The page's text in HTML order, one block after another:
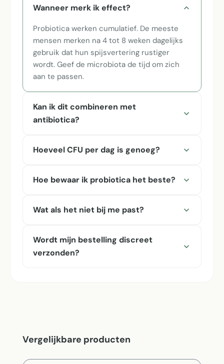
Wanneer merk ik effect?
Probiotica werken cumulatief. De meeste
mensen merken na 4 tot 8 weken dagelijks
gebruik dat hun spijsvertering rustiger
wordt. Geef de microbiota de tijd om zich
aan te passen.
Kan ik dit combineren met
antibiotica?
Hoeveel CFU per dag is genoeg?
Hoe bewaar ik probiotica het beste?
Wat als het niet bij me past?
Wordt mijn bestelling discreet
verzonden?
Productgalerij overslaan
Vergelijkbare producten